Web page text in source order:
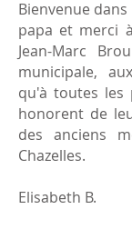
Bienvenue
papa et merci
Jean-Marc
municipale,
qu'à toutes les
honorent de
des anciens
Chazelles.
Elisabeth B.